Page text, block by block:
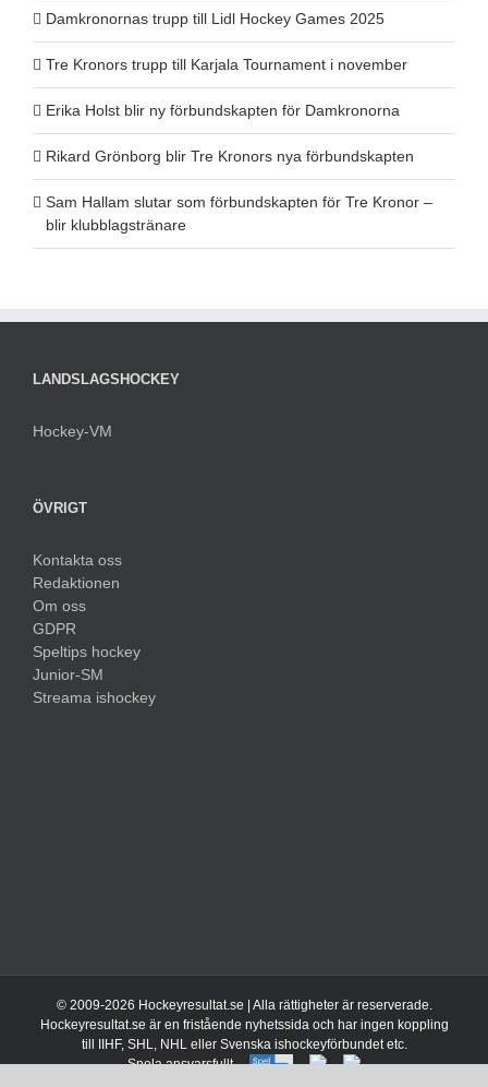
Damkronornas trupp till Lidl Hockey Games 2025
Tre Kronors trupp till Karjala Tournament i november
Erika Holst blir ny förbundskapten för Damkronorna
Rikard Grönborg blir Tre Kronors nya förbundskapten
Sam Hallam slutar som förbundskapten för Tre Kronor –
blir klubblagstränare
LANDSLAGSHOCKEY
Hockey-VM
ÖVRIGT
Kontakta oss
Redaktionen
Om oss
GDPR
Speltips hockey
Junior-SM
Streama ishockey
© 2009-2026 Hockeyresultat.se | Alla rättigheter är reserverade.
Hockeyresultat.se är en fristående nyhetssida och har ingen koppling
till IIHF, SHL, NHL eller Svenska ishockeyförbundet etc.
Spela ansvarsfullt